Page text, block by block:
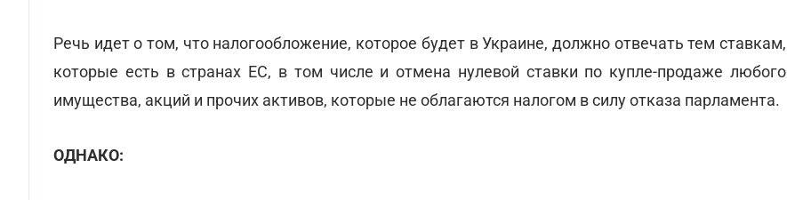
Речь идет о том, что налогообложение, которое будет в Украине, должно отвечать тем ставкам,
которые есть в странах ЕС, в том числе и отмена нулевой ставки по купле-продаже любого
имущества, акций и прочих активов, которые не облагаются налогом в силу отказа парламента.
ОДНАКО: